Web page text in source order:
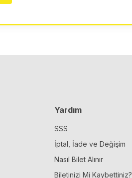
Yardım
SSS
İptal, İade ve Değişim
Nasıl Bilet Alınır
Biletinizi Mi Kaybettiniz?